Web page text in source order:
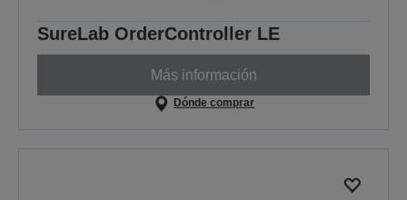
SureLab OrderController LE
Más información
Dónde comprar